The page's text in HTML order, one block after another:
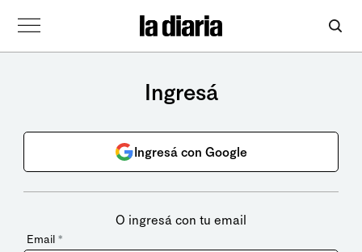
Ingresá
Ingresá con Google
O ingresá con tu email
Email *